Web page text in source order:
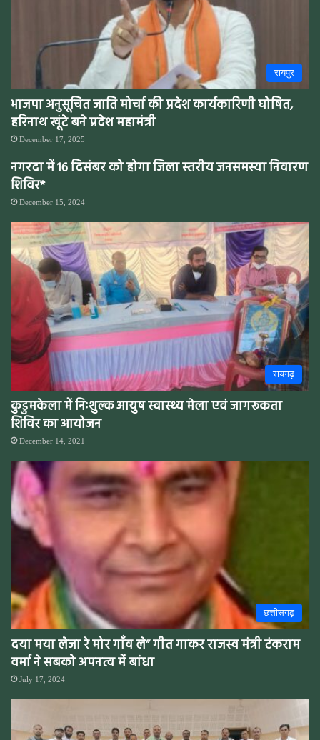
रायपुर
भाजपा अनुसूचित जाति मोर्चा की प्रदेश कार्यकारिणी घोषित,
हरिनाथ खूंटे बने प्रदेश महामंत्री
December 17, 2025
नगरदा में 16 दिसंबर को होगा जिला स्तरीय जनसमस्या निवारण
शिविर*
December 15, 2024
रायगढ़
कुडुमकेला में निःशुल्क आयुष स्वास्थ्य मेला एवं जागरूकता
शिविर का आयोजन
December 14, 2021
छत्तीसगढ़
दया मया लेजा रे मोर गाँव ले” गीत गाकर राजस्व मंत्री टंकराम
वर्मा ने सबको अपनत्व में बांधा
July 17, 2024